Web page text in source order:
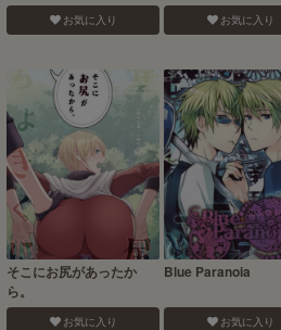
お気に入り お気に入り
そこにお尻があったか
ら。
お気に入り
Blue Paranoia
お気に入り